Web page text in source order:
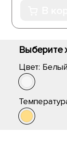
Выберите
Цвет: